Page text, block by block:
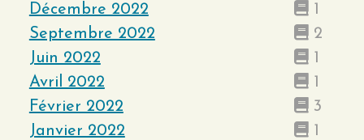
Décembre 2022
1
Septembre 2022
2
Juin 2022
1
Avril 2022
1
Février 2022
3
Janvier 2022
1